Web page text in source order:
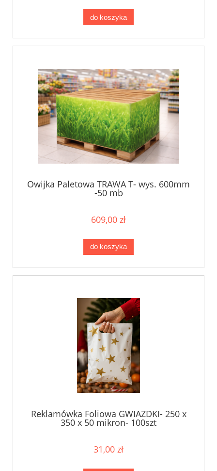
do koszyka
Owijka Paletowa TRAWA T- wys. 600mm
-50 mb
609,00 zł
do koszyka
Reklamówka Foliowa GWIAZDKI- 250 x
350 x 50 mikron- 100szt
31,00 zł